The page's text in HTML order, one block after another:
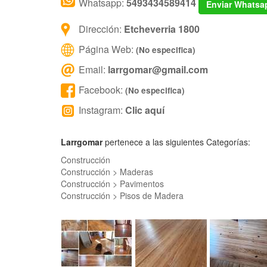
Whatsapp: 5493434589414 Enviar
Dirección: Etcheverria 1800
Página Web: (No especifica)
Email: larrgomar@gmail.com
Facebook: (No especifica)
Instagram: Clic aquí
Larrgomarpertenece a las siguientes Categorías:
Construcción
Construcción > Maderas
Construcción > Pavimentos
Construcción > Pisos de Madera